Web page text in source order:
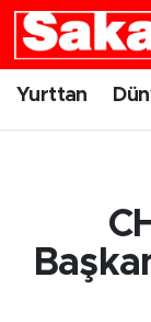
Yurttan
Yurttan
Gündem
Eskişehir
Eskişehir
Süper